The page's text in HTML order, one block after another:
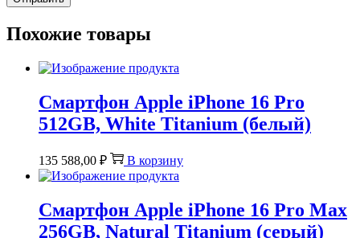
Похожие товары
Смартфон Apple iPhone 16 Pro
512GB, White Titanium (белый)
135 588,00 ₽ В корзину
Смартфон Apple iPhone 16 Pro Max
256GB, Natural Titanium (серый)